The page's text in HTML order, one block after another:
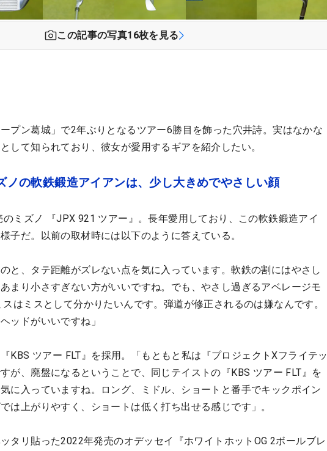
この記事の写真16枚を見る
ープン葛城」で2年ぶりとなるツアー6勝目を飾った穴井詩。実はなかな
して知られており、彼女が愛用するギアを紹介したい。
ノの軟鉄鍛造アイアンは、少し大きめでやさしい顔
ミズノ 『JPX 921 ツアー』。長年愛用しており、この軟鉄鍛造アイ
子だ。以前の取材時には以下のように答えている。
のと、タテ距離がズレない点を気に入っています。軟鉄の割にはやさし
まり小さすぎない方がいいですね。でも、やさし過ぎるアベレージモ
はミスとして分かりたいんです。弾道が修正されるのは嫌なんです。
ッドがいいですね」
KBS ツアー FLT』を採用。「もともと私は『プロジェクトXフライテッ
が、廃盤になるということで、同じテイストの『KBS ツアー FLT』を
に入っていますね。ロング、ミドル、ショートと番手でキックポイン
は上がりやすく、ショートは低く打ち出せる感じです」。
タリ貼った2022年発売のオデッセイ『ホワイトホットOG 2ボールブレ